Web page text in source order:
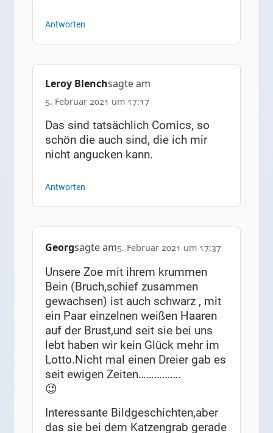
Antworten
Leroy Blenchsagte am
5. Februar 2021 um 17:17
Das sind tatsächlich Comics, so
schön die auch sind, die ich mir
nicht angucken kann.
Antworten
Georgsagte am5. Februar 2021 um 17:37
Unsere Zoe mit ihrem krummen
Bein (Bruch,schief zusammen
gewachsen) ist auch schwarz , mit
ein Paar einzelnen weißen Haaren
auf der Brust,und seit sie bei uns
lebt haben wir kein Glück mehr im
Lotto.Nicht mal einen Dreier gab es
seit ewigen Zeiten…………….
😉
Interessante Bildgeschichten,aber
das sie bei dem Katzengrab gerade